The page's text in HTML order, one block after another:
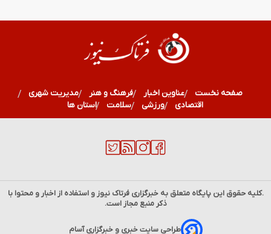
صفحه نخست عناوین اخبار فرهنگ و هنر
مدیریت شهری
اقتصادی
ورزشی سلامت استان ها
.کلیه حقوق این پایگاه متعلق به خبرگزاریفرتاک نیوز و استفاده از اخبار و محتوا با
ذکر منبع مجاز است.
طراحی سایت خبری و خبرگزاری آسام